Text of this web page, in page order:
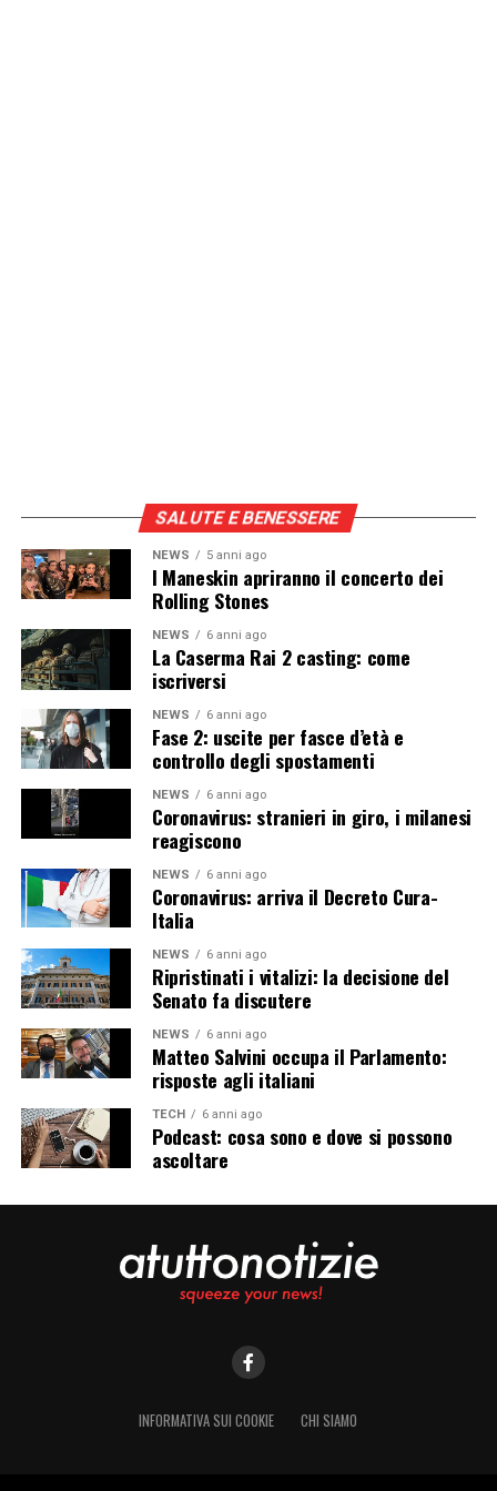
SALUTE E BENESSERE
NEWS 5 anni ago
I Maneskin apriranno il concerto dei
Rolling Stones
NEWS 6 anni ago
La Caserma Rai 2 casting: come
iscriversi
NEWS 6 anni ago
Fase 2: uscite per fasce d’età e
controllo degli spostamenti
NEWS 6 anni ago
Coronavirus: stranieri in giro, i milanesi
reagiscono
NEWS 6 anni ago
Coronavirus: arriva il Decreto Cura-
Italia
NEWS 6 anni ago
Ripristinati i vitalizi: la decisione del
Senato fa discutere
NEWS 6 anni ago
Matteo Salvini occupa il Parlamento:
risposte agli italiani
TECH 6 anni ago
Podcast: cosa sono e dove si possono
ascoltare
INFORMATIVA SUI COOKIE CHI SIAMO